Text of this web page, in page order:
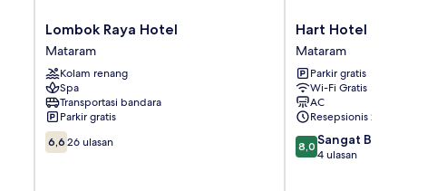
Lombok
Raya
Hotel
Mataram
Lombok Raya Hotel
Mataram
Kolam renang
Spa
Transportasi bandara
Parkir gratis
6.6
dari
6,6 26 ulasan
Hart
Hotel
Premium
Rapatmaja
Mataram
Hart Hotel Premium
Mataram
Parkir gratis
Wi-Fi Gratis
AC
Resepsionis 24/7
8.0
dari
8,0 Sangat Baik
4 ulasan